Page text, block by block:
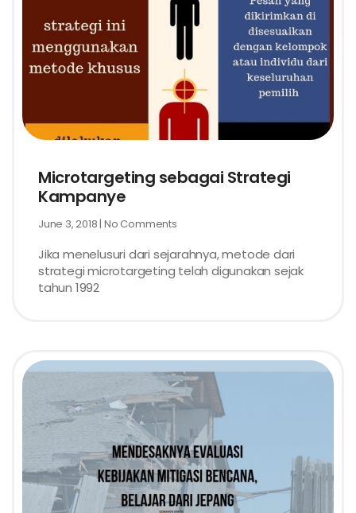
Microtargeting sebagai Strategi
Kampanye
June 3, 2018 No Comments
Jika menelusuri dari sejarahnya, metode dari
strategi microtargeting telah digunakan sejak
tahun 1992